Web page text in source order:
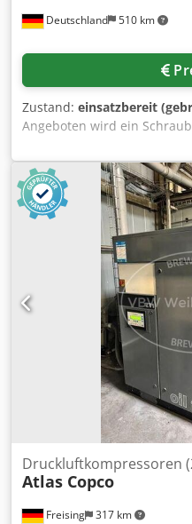
Deutschland 510 km
Zustand: einsatzbereit
Angeboten wird ein
integriertem Kältetrockner.
Motordrehzahl: 7700U/min,
Kapazität: 32l/s,
9035h, Gewicht: 271kg.
möglich. Dsdpszq Ec Nsfx
Freising 317 km
Druckluftkompressoren
Atlas Copco